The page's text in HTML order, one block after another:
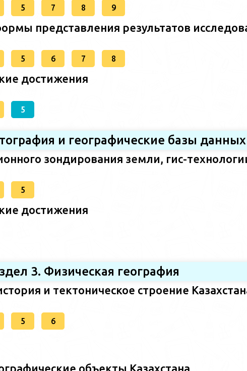
5 7 8 9
представления результатов
5 6 7 8
достижения
5
и географические базы данных
зондирования земли, гис-
5
достижения
3. Физическая география
и тектоническое строение
5 6
объекты Казахстана